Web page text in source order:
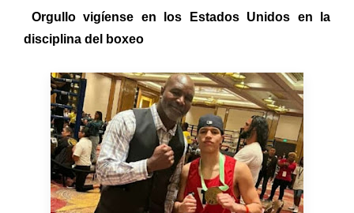
Orgullo vigíense en los Estados Unidos en la
disciplina del boxeo